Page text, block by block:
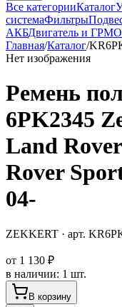
Все категорииКаталог
системаФильтры
АКБДвигатель и ГРМ
Главная/Каталог/
Нет изображения
Ремень
6PK2345
Land
Rover
04-
ZEKKERT · арт.
от 1 130 ₽
в наличии: 1 шт.
В корзину